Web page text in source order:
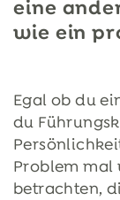
eine
wie ein
Egal ob du
du
Problem mal
betrachten,